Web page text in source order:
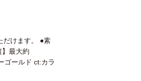
だけます。 ●素
最大約
ールド ct:カラ